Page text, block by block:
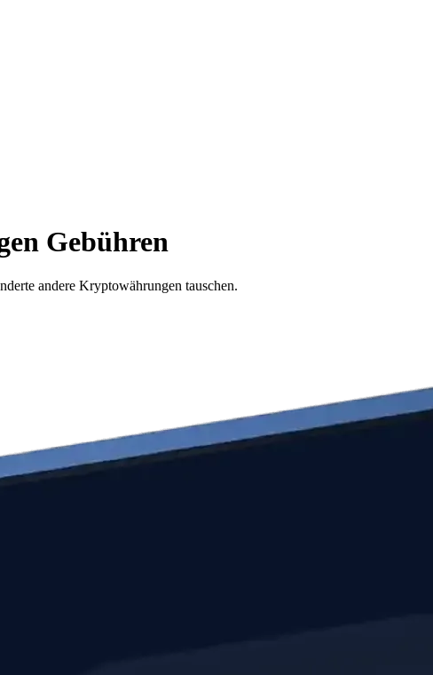
Gebühren
andere Kryptowährungen tauschen.